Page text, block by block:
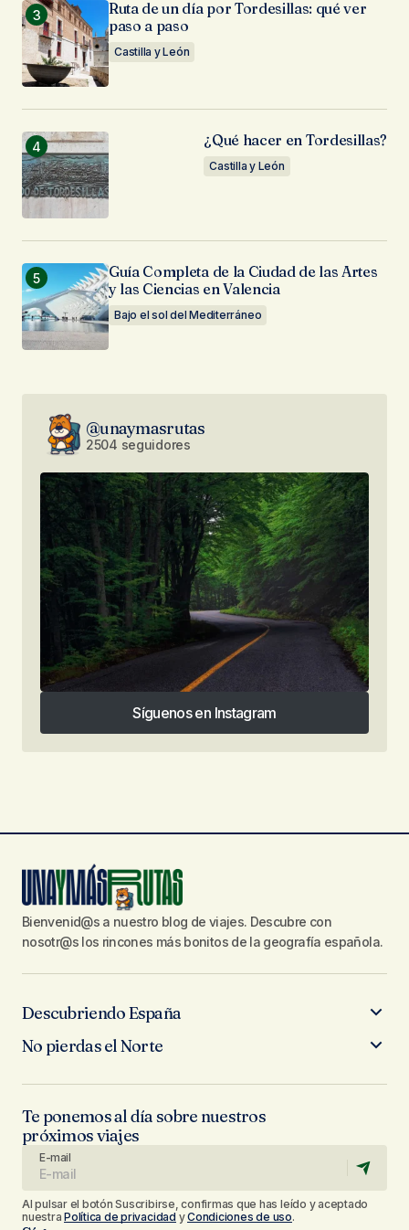
Ruta de un día por Tordesillas: qué ver
paso a paso
Castilla y León
¿Qué hacer en Tordesillas?
Castilla y León
Guía Completa de la Ciudad de las Artes
y las Ciencias en Valencia
Bajo el sol del Mediterráneo
@unaymasrutas
2504 seguidores
Síguenos en Instagram
Síguenos en Instagram
Bienvenid@s a nuestro blog de viajes. Descubre con
nosotr@s los rincones más bonitos de la geografía española.
Descubriendo España
No pierdas el Norte
Te ponemos al día sobre nuestros
próximos viajes
E-mail
Al pulsar el botón Suscribirse, confirmas que has leído y aceptado
nuestraPolítica de privacidad yCondiciones de uso.